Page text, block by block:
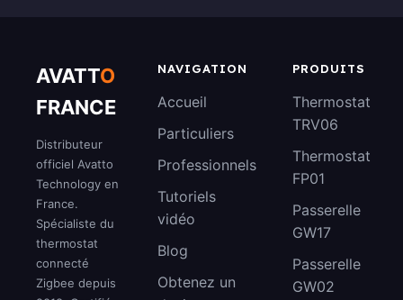
AVATTO
FRANCE
Distributeur
officiel Avatto
Technology en
France.
Spécialiste du
thermostat
connecté
Zigbee depuis
NAVIGATION
Accueil
Particuliers
Professionnels
Tutoriels
vidéo
Blog
Obtenez un
PRODUITS
Thermostat
TRV06
Thermostat
FP01
Passerelle
GW17
Passerelle
GW02